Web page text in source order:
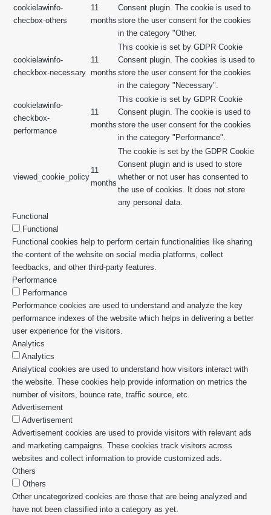
cookielawinfo-
checbox-others
11
months
Consent plugin. The cookie is used to
store the user consent for the cookies
in the category "Other.
cookielawinfo-
checkbox-necessary
11
months
This cookie is set by GDPR Cookie
Consent plugin. The cookies is used to
store the user consent for the cookies
in the category "Necessary".
cookielawinfo-
checkbox-
performance
11
months
This cookie is set by GDPR Cookie
Consent plugin. The cookie is used to
store the user consent for the cookies
in the category "Performance".
viewed_cookie_policy
11
months
The cookie is set by the GDPR Cookie
Consent plugin and is used to store
whether or not user has consented to
the use of cookies. It does not store
any personal data.
Functional
Functional
Functional cookies help to perform certain functionalities like sharing
the content of the website on social media platforms, collect
feedbacks, and other third-party features.
Performance
Performance
Performance cookies are used to understand and analyze the key
performance indexes of the website which helps in delivering a better
user experience for the visitors.
Analytics
Analytics
Analytical cookies are used to understand how visitors interact with
the website. These cookies help provide information on metrics the
number of visitors, bounce rate, traffic source, etc.
Advertisement
Advertisement
Advertisement cookies are used to provide visitors with relevant ads
and marketing campaigns. These cookies track visitors across
websites and collect information to provide customized ads.
Others
Others
Other uncategorized cookies are those that are being analyzed and
have not been classified into a category as yet.